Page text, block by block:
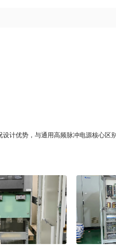
计优势，与通用高频脉冲电源核心区